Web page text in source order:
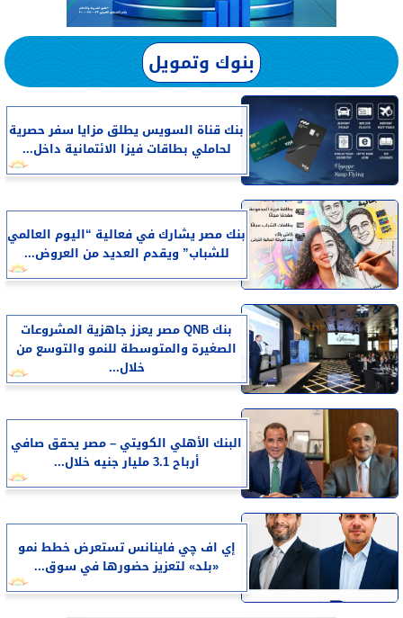
بنوك وتمويل
بنك قناة السويس يطلق مزايا سفر حصرية
لحاملي بطاقات فيزا الائتمانية داخل...
بنك مصر يشارك في فعالية “اليوم العالمي
للشباب” ويقدم العديد من العروض...
بنك QNB مصر يعزز جاهزية المشروعات
الصغيرة والمتوسطة للنمو والتوسع من
خلال...
البنك الأهلي الكويتي – مصر يحقق صافي
أرباح 3.1 مليار جنيه خلال...
إي اف چي فاينانس تستعرض خطط نمو
«بلد» لتعزيز حضورها في سوق...